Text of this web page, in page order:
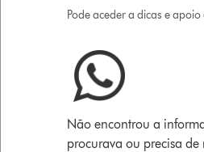
Pode aceder a dicas e
Não encontrou a
procurava ou precisa de